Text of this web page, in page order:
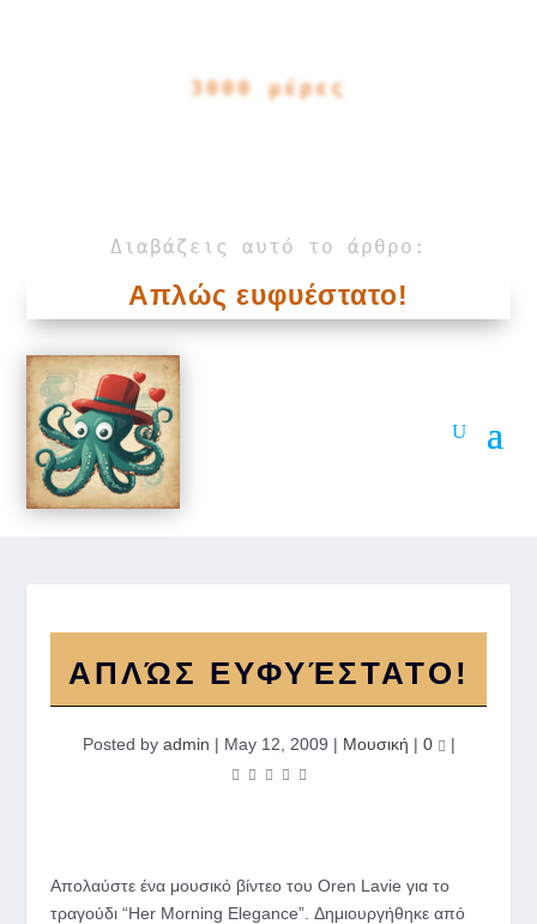
3000 μέρες
Διαβάζεις αυτό το άρθρο:
Απλώς ευφυέστατο!
ΑΠΛΏΣ ΕΥΦΥΈΣΤΑΤΟ!
Posted by admin | May 12, 2009 | Μουσική | 0 |
Απολαύστε ένα μουσικό βίντεο του Oren Lavie για το
τραγούδι “Her Morning Elegance”. Δημιουργήθηκε από